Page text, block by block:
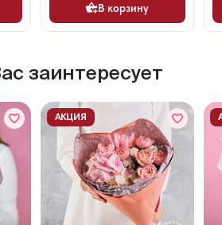
В корзину
заинтересует
АКЦИЯ